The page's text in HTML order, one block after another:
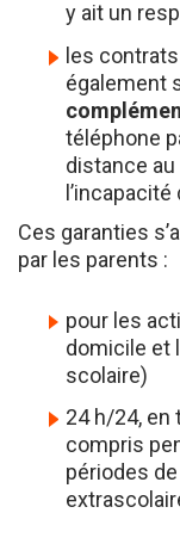
les contrats
également
téléphone
distance au
l’incapacité
Ces garanties
par les parents :
domicile et
scolaire)
24 h/24, en
compris
périodes